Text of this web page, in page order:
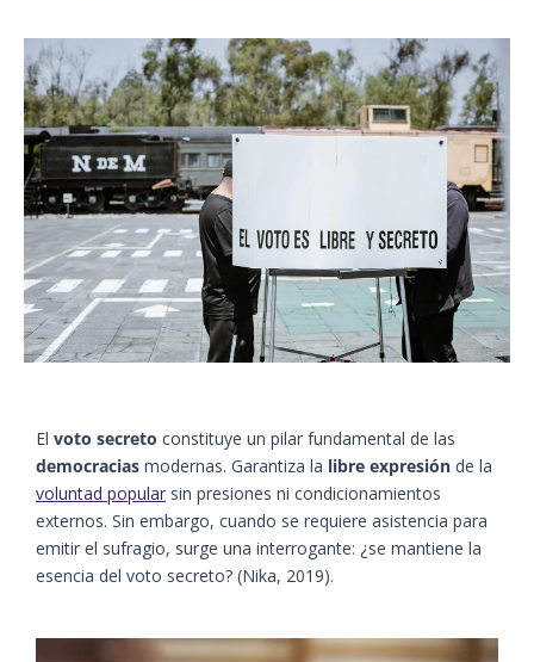
El voto secreto constituye un pilar fundamental de las
democracias modernas. Garantiza la libre expresión de la
voluntad popular sin presiones ni condicionamientos
externos. Sin embargo, cuando se requiere asistencia para
emitir el sufragio, surge una interrogante: ¿se mantiene la
esencia del voto secreto? ​(Nika, 2019)​.